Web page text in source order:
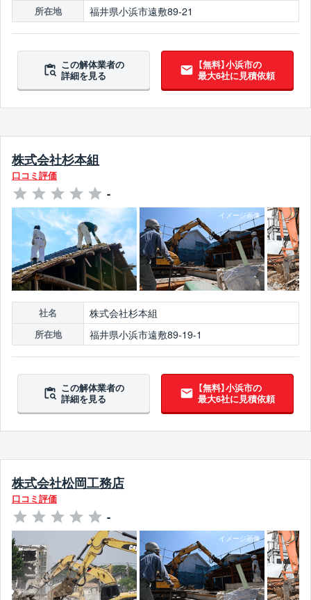
所在地 福井県小浜市遠敷89-21
この解体業者の
詳細を見る
【無料】小浜市の
最大6社に見積依頼
株式会社杉本組
口コミ評価
-
社名 株式会社杉本組
所在地 福井県小浜市遠敷89-19-1
この解体業者の
詳細を見る
【無料】小浜市の
最大6社に見積依頼
株式会社松岡工務店
口コミ評価
-